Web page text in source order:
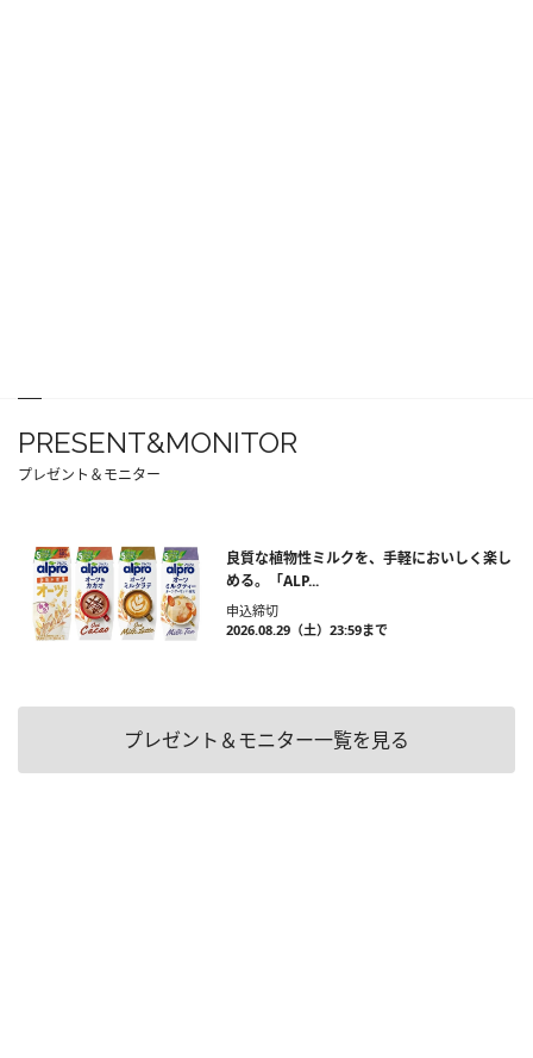
PRESENT&MONITOR
プレゼント＆モニター
良質な植物性ミルクを、手軽においしく楽し
める。「ALP...
申込締切
2026.08.29（土）23:59まで
プレゼント＆モニター一覧を見る